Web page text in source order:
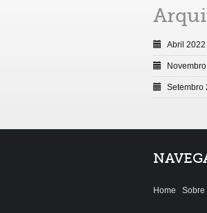
Abril 2022
Setembro
Home Sobre